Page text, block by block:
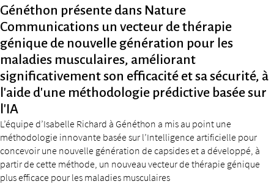
Généthon présente dans Nature
Communications un vecteur de thérapie
génique de nouvelle génération pour les
maladies musculaires, améliorant
significativement son efficacité et sa sécurité, à
l’aide d’une méthodologie prédictive basée sur
l’IA
L’équipe d’Isabelle Richard à Généthon a mis au point une
méthodologie innovante basée sur l’Intelligence artificielle pour
concevoir une nouvelle génération de capsides et a développé, à
partir de cette méthode, un nouveau vecteur de thérapie génique
plus efficace pour les maladies musculaires